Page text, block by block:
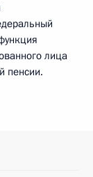
лица
пенсии.